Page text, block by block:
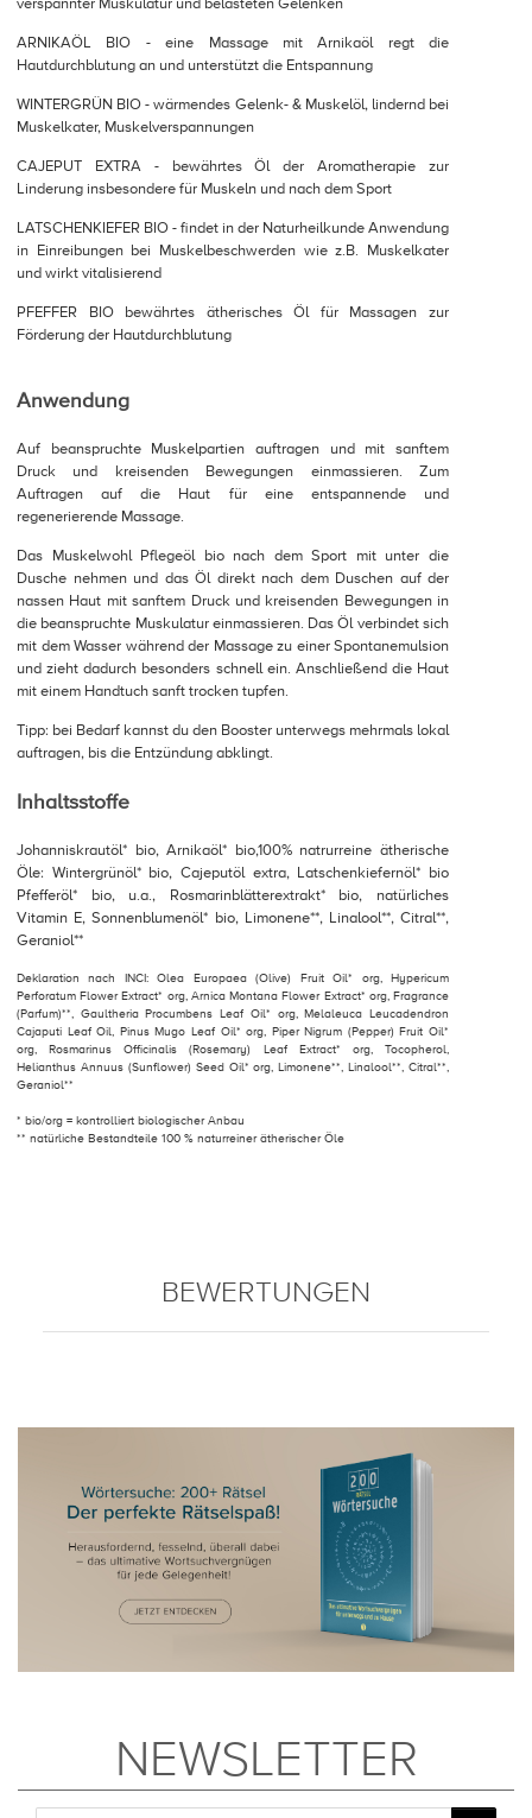
verspannter Muskulatur und belasteten Gelenken
ARNIKAÖL BIO - eine Massage mit Arnikaöl regt die
Hautdurchblutung an und unterstützt die Entspannung
WINTERGRÜN BIO - wärmendes Gelenk- & Muskelöl, lindernd bei
Muskelkater, Muskelverspannungen
CAJEPUT EXTRA - bewährtes Öl der Aromatherapie zur
Linderung insbesondere für Muskeln und nach dem Sport
LATSCHENKIEFER BIO - findet in der Naturheilkunde Anwendung
in Einreibungen bei Muskelbeschwerden wie z.B. Muskelkater
und wirkt vitalisierend
PFEFFER BIO bewährtes ätherisches Öl für Massagen zur
Förderung der Hautdurchblutung
Anwendung
Auf beanspruchte Muskelpartien auftragen und mit sanftem
Druck und kreisenden Bewegungen einmassieren. Zum
Auftragen auf die Haut für eine entspannende und
regenerierende Massage.
Das Muskelwohl Pflegeöl bio nach dem Sport mit unter die
Dusche nehmen und das Öl direkt nach dem Duschen auf der
nassen Haut mit sanftem Druck und kreisenden Bewegungen in
die beanspruchte Muskulatur einmassieren. Das Öl verbindet sich
mit dem Wasser während der Massage zu einer Spontanemulsion
und zieht dadurch besonders schnell ein. Anschließend die Haut
mit einem Handtuch sanft trocken tupfen.
Tipp: bei Bedarf kannst du den Booster unterwegs mehrmals lokal
auftragen, bis die Entzündung abklingt.
Inhaltsstoffe
Johanniskrautöl* bio, Arnikaöl* bio,100% natrurreine ätherische
Öle: Wintergrünöl* bio, Cajeputöl extra, Latschenkiefernöl* bio
Pfefferöl* bio, u.a., Rosmarinblätterextrakt* bio, natürliches
Vitamin E, Sonnenblumenöl* bio, Limonene**, Linalool**, Citral**,
Geraniol**
Deklaration nach INCI: Olea Europaea (Olive) Fruit Oil* org, Hypericum
Perforatum Flower Extract* org, Arnica Montana Flower Extract* org, Fragrance
(Parfum)**, Gaultheria Procumbens Leaf Oil* org, Melaleuca Leucadendron
Cajaputi Leaf Oil, Pinus Mugo Leaf Oil* org, Piper Nigrum (Pepper) Fruit Oil*
org, Rosmarinus Officinalis (Rosemary) Leaf Extract* org, Tocopherol,
Helianthus Annuus (Sunflower) Seed Oil* org, Limonene**, Linalool**, Citral**,
Geraniol**
* bio/org = kontrolliert biologischer Anbau
** natürliche Bestandteile 100 % naturreiner ätherischer Öle
BEWERTUNGEN
NEWSLETTER